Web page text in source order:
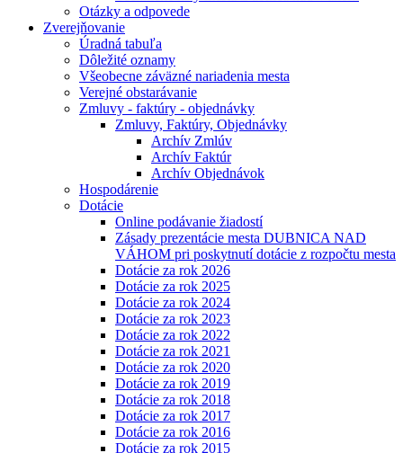
Otázky a odpovede
Zverejňovanie
Úradná tabuľa
Dôležité oznamy
Všeobecne záväzné nariadenia mesta
Verejné obstarávanie
Zmluvy - faktúry - objednávky
Zmluvy, Faktúry, Objednávky
Archív Zmlúv
Archív Faktúr
Archív Objednávok
Hospodárenie
Dotácie
Online podávanie žiadostí
Zásady prezentácie mesta DUBNICA NAD
VÁHOM pri poskytnutí dotácie z rozpočtu mesta
Dotácie za rok 2026
Dotácie za rok 2025
Dotácie za rok 2024
Dotácie za rok 2023
Dotácie za rok 2022
Dotácie za rok 2021
Dotácie za rok 2020
Dotácie za rok 2019
Dotácie za rok 2018
Dotácie za rok 2017
Dotácie za rok 2016
Dotácie za rok 2015